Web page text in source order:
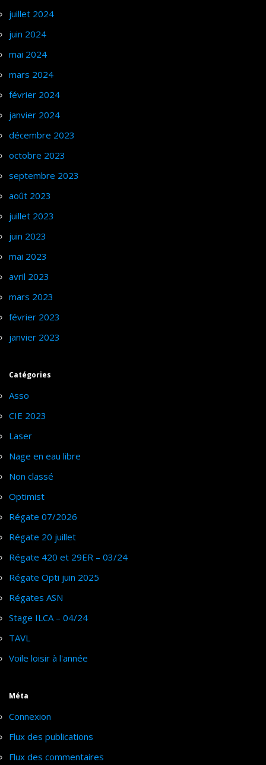
juillet 2024
juin 2024
mai 2024
mars 2024
février 2024
janvier 2024
décembre 2023
octobre 2023
septembre 2023
août 2023
juillet 2023
juin 2023
mai 2023
avril 2023
mars 2023
février 2023
janvier 2023
Catégories
Asso
CIE 2023
Laser
Nage en eau libre
Non classé
Optimist
Régate 07/2026
Régate 20 juillet
Régate 420 et 29ER – 03/24
Régate Opti juin 2025
Régates ASN
Stage ILCA – 04/24
TAVL
Voile loisir à l'année
Méta
Connexion
Flux des publications
Flux des commentaires